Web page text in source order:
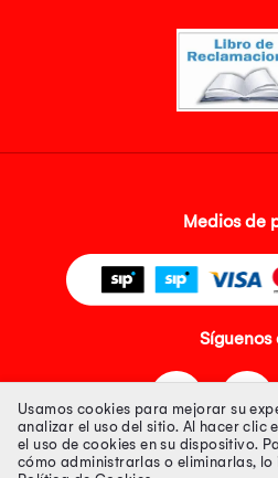
Medios de
Síguenos
Usamos cookies para mejorar su
analizar el uso del sitio. Al hacer clic
el uso de cookies en su dispositivo.
cómo administrarlas o eliminarlas,